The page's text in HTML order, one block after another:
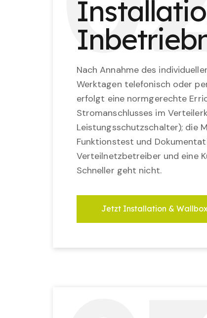
Nach Annahme des
Werktagen telefonisch oder
erfolgt eine normgerechte
Stromanschlusses im
Leistungsschutzschalter); die
Funktionstest und
Verteilnetzbetreiber und eine
Schneller geht nicht.
Jetzt Installation &